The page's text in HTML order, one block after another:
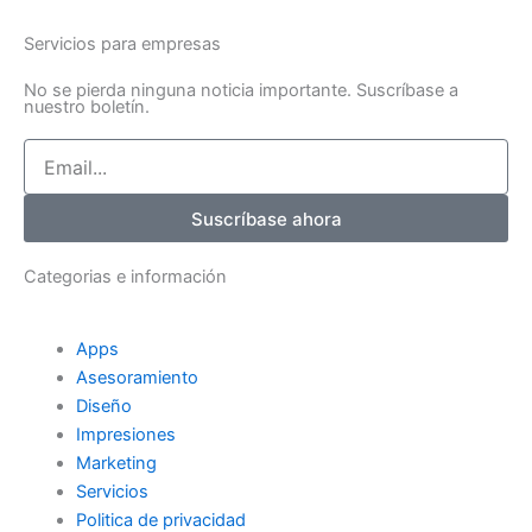
o
k
-
f
e
r
d
n
-
n
Servicios para empresas
No se pierda ninguna noticia importante. Suscríbase a
nuestro boletín.
Suscríbase ahora
Categorias e información
Apps
Asesoramiento
Diseño
Impresiones
Marketing
Servicios
Politica de privacidad